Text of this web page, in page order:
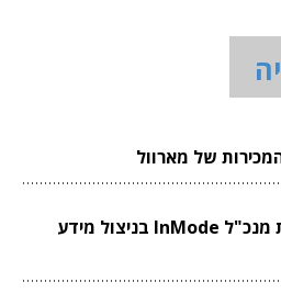
של מארוול
קרן Steel מאשימה את מנכ"ל InMode בניצול מידע